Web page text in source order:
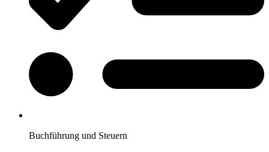
Buchführung und Steuern